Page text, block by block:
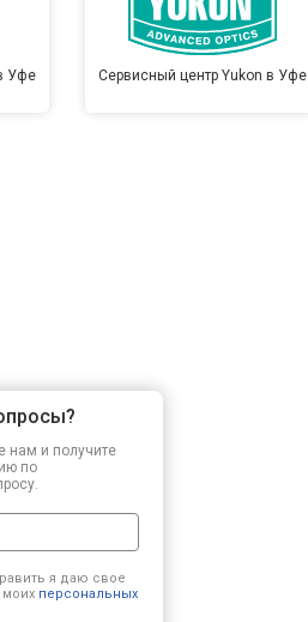
Уфе Сервисный центр Yukon в Уфе
нам и получите
по
я даю свое
моих персональных